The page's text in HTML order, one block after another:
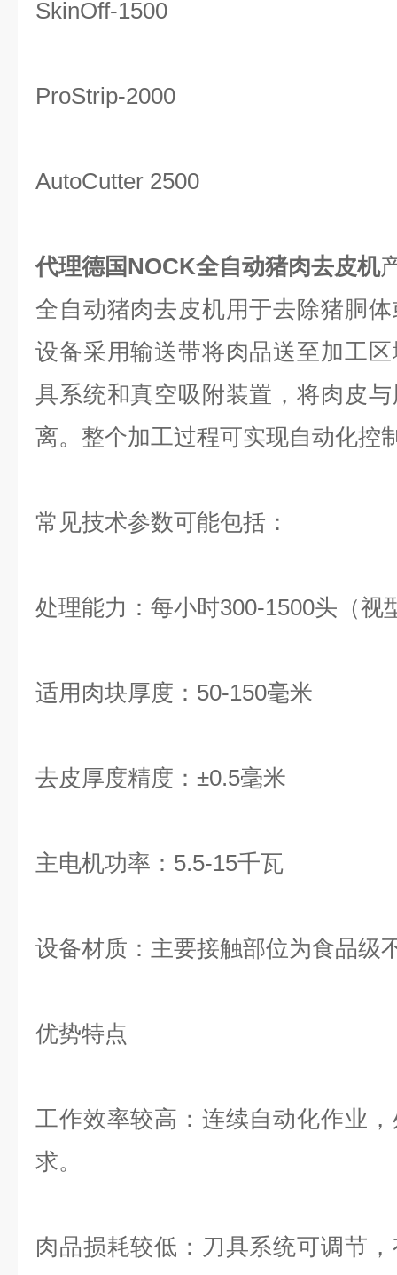
SkinOff-1500
ProStrip-2000
AutoCutter 2500
代理德国NOCK全自动猪肉去皮机
全自动猪肉去皮机用于去除猪胴
设备采用输送带将肉品送至加工
具系统和真空吸附装置，将肉皮
离。整个加工过程可实现自动化控
常见技术参数可能包括：
处理能力：每小时300-1500头（视
适用肉块厚度： 50-150毫米
去皮厚度精度： ±0.5毫米
主电机功率： 5.5-15千瓦
设备材质：主要接触部位为食品级
优势特点
工作效率较高：连续自动化作业
求。
肉品损耗较低：刀具系统可调节